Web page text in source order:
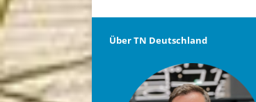
Über TN Deutschland